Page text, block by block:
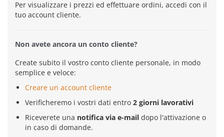
Per visualizzare i prezzi ed effettuare ordini, accedi con il
tuo account cliente.
Non avete ancora un conto cliente?
Create subito il vostro conto cliente personale, in modo
semplice e veloce:
Creare un account cliente
Verificheremo i vostri dati entro 2 giorni lavorativi
Riceverete una notifica via e-mail dopo l'attivazione o
in caso di domande.